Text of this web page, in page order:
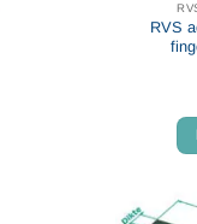
RVS